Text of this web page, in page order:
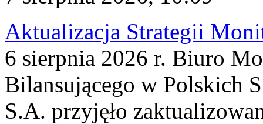
Aktualizacja Strategii
6 sierpnia 2026 r. Biuro
Bilansującego w Polskich
S.A. przyjęło